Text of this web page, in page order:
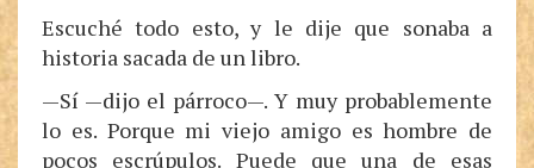
Escuché todo esto, y le dije que sonaba a
historia sacada de un libro.
—Sí —dijo el párroco—. Y muy probablemente
lo es. Porque mi viejo amigo es hombre de
pocos escrúpulos. Puede que una de esas